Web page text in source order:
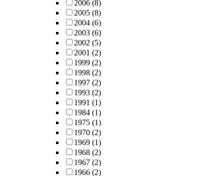
2006 (8)
2005 (8)
2004 (6)
2003 (6)
2002 (5)
2001 (2)
1999 (2)
1998 (2)
1997 (2)
1993 (2)
1991 (1)
1984 (1)
1975 (1)
1970 (2)
1969 (1)
1968 (2)
1967 (2)
1966 (2)